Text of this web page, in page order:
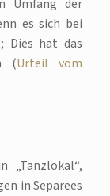
Umfang der
es sich bei
Dies hat das
(Urteil vom
„Tanzlokal“,
in Separees